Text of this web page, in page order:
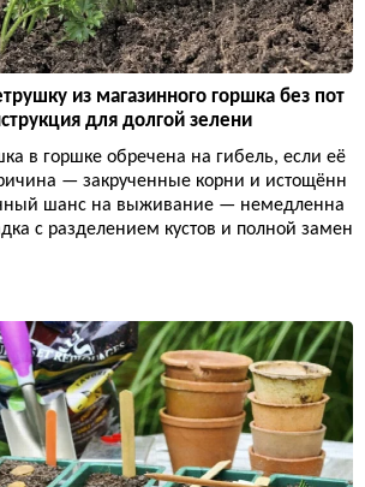
из магазинного горшка без пот
для долгой зелени
в горшке обречена на гибель, если её
— закрученные корни и истощённ
шанс на выживание — немедленна
с разделением кустов и полной замен